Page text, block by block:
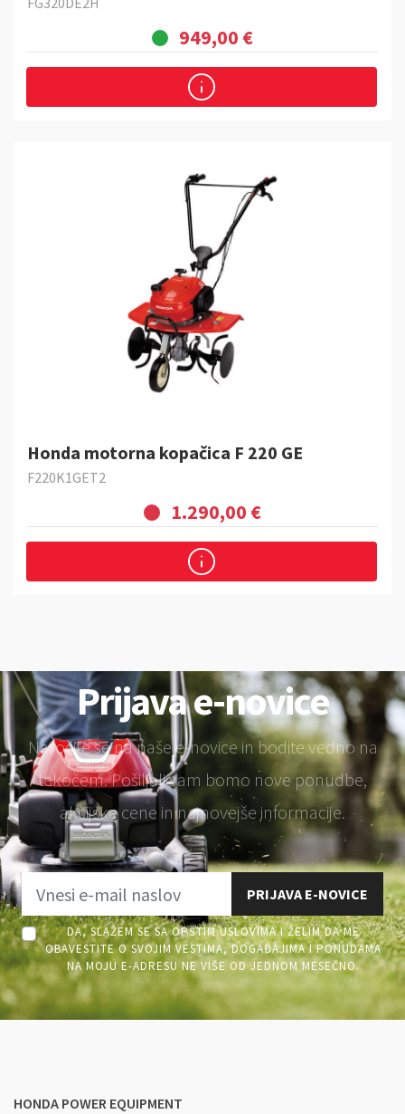
949,00 €
Honda motorna kopačica F 220 GE
F220K1GET2
1.290,00 €
Prijava e-novice
Naročite se na naše e-novice in bodite vedno na
tekočem. Pošiljali vam bomo nove ponudbe,
akcijske cene in najnovejše informacije.
PRIJAVA E-NOVICE
DA, SLAŽEM SE SA OPŠTIM USLOVIMA I ŽELIM DA ME
OBAVESTITE O SVOJIM VESTIMA, DOGAĐAJIMA I PONUDAMA
NA MOJU E-ADRESU NE VIŠE OD JEDNOM MESEČNO.
HONDA POWER EQUIPMENT